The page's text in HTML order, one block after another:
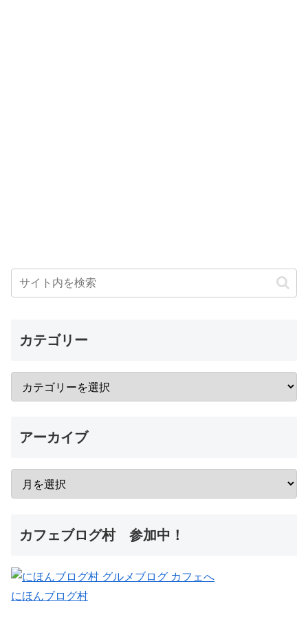
カテゴリー
アーカイブ
カフェブログ村 参加中！
にほんブログ村